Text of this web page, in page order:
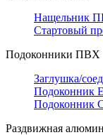
Нащельник
Стартовый
Подоконники ПВХ
Заглушка/
Подоконник
Подоконник
Раздвижная